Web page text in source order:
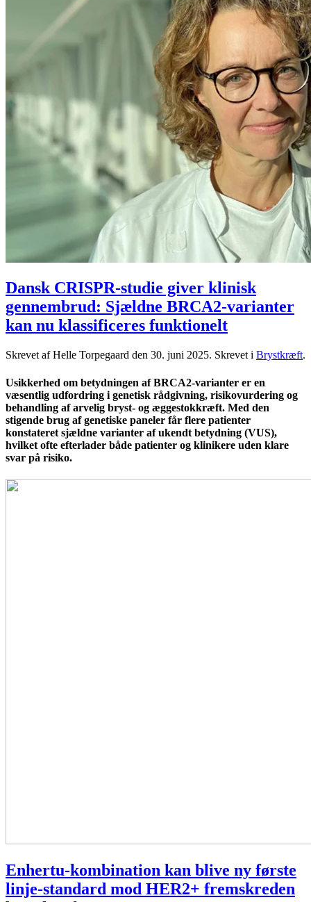
Dansk CRISPR-studie giver klinisk
gennembrud: Sjældne BRCA2-varianter
kan nu klassificeres funktionelt
Skrevet af Helle Torpegaard den 30. juni 2025. Skrevet i Brystkræft.
Usikkerhed om betydningen af BRCA2-varianter er en
væsentlig udfordring i genetisk rådgivning, risikovurdering og
behandling af arvelig bryst- og æggestokkræft. Med den
stigende brug af genetiske paneler får flere patienter
konstateret sjældne varianter af ukendt betydning (VUS),
hvilket ofte efterlader både patienter og klinikere uden klare
svar på risiko.
Enhertu-kombination kan blive ny første
linje-standard mod HER2+ fremskreden